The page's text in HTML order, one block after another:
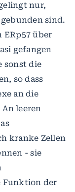
nur,
sind.
ERp57 über
gefangen
sonst die
so dass
an die
leeren
kranke Zellen
- sie
Funktion der